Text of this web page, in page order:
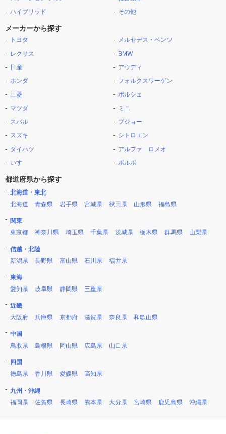
ハイブリッド
その他
メーカーから探す
トヨタ
レクサス
日産
ホンダ
三菱
マツダ
スバル
スズキ
ダイハツ
いすゞ
メルセデス・ベンツ
BMW
アウディ
フォルクスワーゲン
ポルシェ
ミニ
プジョー
シトロエン
アルファ ロメオ
ボルボ
都道府県から探す
北海道・東北
北海道
青森県 岩手県 宮城県 秋田県 山形県 福島県
関東
東京都
神奈川県 埼玉県 千葉県 茨城県 栃木県 群馬県 山梨県
信越・北陸
新潟県
長野県 富山県 石川県 福井県
東海
愛知県
岐阜県 静岡県 三重県
近畿
大阪府
兵庫県 京都府 滋賀県 奈良県 和歌山県
中国
鳥取県
島根県 岡山県 広島県 山口県
四国
徳島県
香川県 愛媛県 高知県
九州・沖縄
福岡県
佐賀県 長崎県 熊本県 大分県 宮崎県 鹿児島県 沖縄県